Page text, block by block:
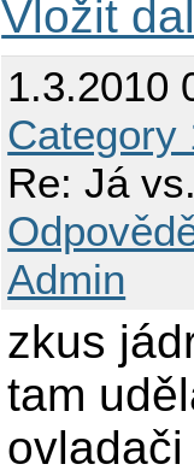
Vložit
1.3.2010
Category
Re: Já
Admin
zkus
tam